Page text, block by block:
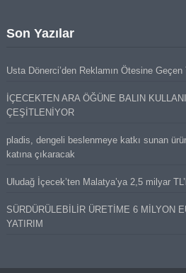
Son Yazılar
Usta Dönerci’den Reklamın Ötesine
İÇECEKTEN ARA ÖĞÜNE BALIN
ÇEŞİTLENİYOR
pladis, dengeli beslenmeye katkı sunan
katına çıkaracak
Uludağ İçecek’ten Malatya’ya 2,5 milyar
SÜRDÜRÜLEBİLİR ÜRETİME 6 MİLYON
YATIRIM